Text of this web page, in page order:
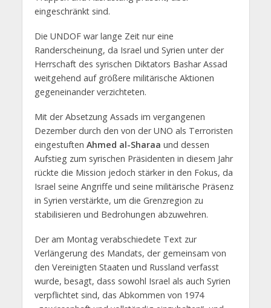
eingeschränkt sind.
Die UNDOF war lange Zeit nur eine
Randerscheinung, da Israel und Syrien unter der
Herrschaft des syrischen Diktators Bashar Assad
weitgehend auf größere militärische Aktionen
gegeneinander verzichteten.
Mit der Absetzung Assads im vergangenen
Dezember durch den von der UNO als Terroristen
eingestuften Ahmed al-Sharaa und dessen
Aufstieg zum syrischen Präsidenten in diesem Jahr
rückte die Mission jedoch stärker in den Fokus, da
Israel seine Angriffe und seine militärische Präsenz
in Syrien verstärkte, um die Grenzregion zu
stabilisieren und Bedrohungen abzuwehren.
Der am Montag verabschiedete Text zur
Verlängerung des Mandats, der gemeinsam von
den Vereinigten Staaten und Russland verfasst
wurde, besagt, dass sowohl Israel als auch Syrien
verpflichtet sind, das Abkommen von 1974